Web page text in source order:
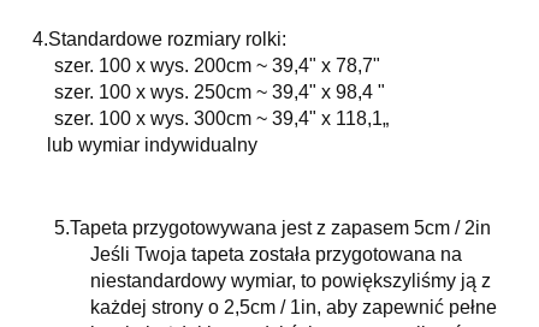
4.Standardowe rozmiary rolki:
szer. 100 x wys. 200cm ~ 39,4" x 78,7"
szer. 100 x wys. 250cm ~ 39,4" x 98,4 "
szer. 100 x wys. 300cm ~ 39,4" x 118,1„
lub wymiar indywidualny
5.Tapeta przygotowywana jest z zapasem 5cm / 2in
Jeśli Twoja tapeta została przygotowana na
niestandardowy wymiar, to powiększyliśmy ją z
każdej strony o 2,5cm / 1in, aby zapewnić pełne